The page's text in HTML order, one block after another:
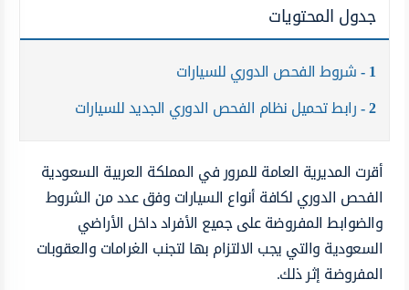
جدول المحتويات
1 شروط الفحص الدوري للسيارات
2 رابط تحميل نظام الفحص الدوري الجديد للسيارات
أقرت المديرية العامة للمرور في المملكة العربية السعودية
الفحص الدوري لكافة أنواع السيارات وفق عدد من الشروط
والضوابط المفروضة على جميع الأفراد داخل الأراضي
السعودية والتي يجب الالتزام بها لتجنب الغرامات والعقوبات
المفروضة إثر ذلك.